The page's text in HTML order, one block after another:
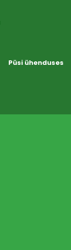
Püsi ühenduses